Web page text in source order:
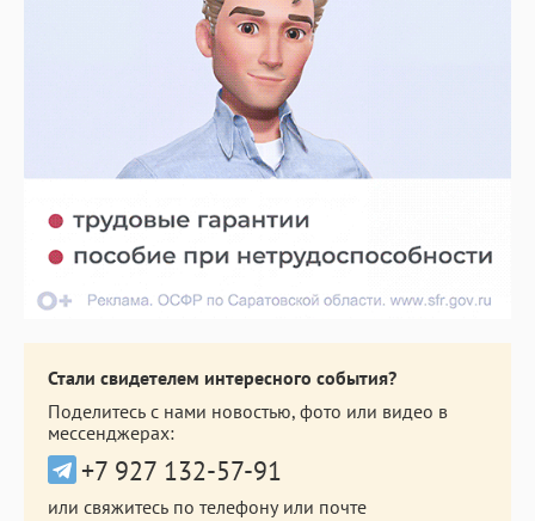
Стали свидетелем интересного события?
Поделитесь с нами новостью, фото или видео в
мессенджерах:
+7 927 132-57-91
или свяжитесь по телефону или почте